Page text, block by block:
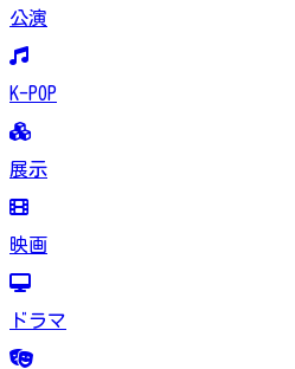
公演
K-POP
展示
映画
ドラマ